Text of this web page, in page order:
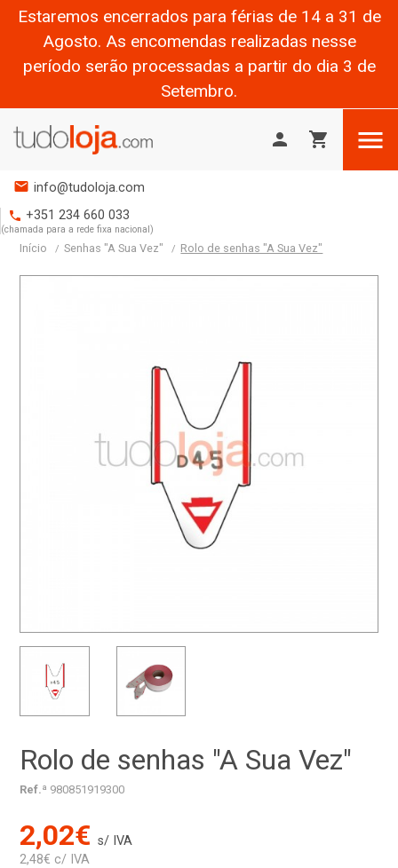
Estaremos encerrados para férias de 14 a 31 de
Agosto. As encomendas realizadas nesse
período serão processadas a partir do dia 3 de
Setembro.
person shopping_cart 
mail info@tudoloja.com
phone +351 234 660 033
(chamada para a rede fixa nacional)
Início Senhas "A Sua Vez" Rolo de senhas "A Sua Vez"
Rolo de senhas "A Sua Vez"
Ref.ª 980851919300
2,02€ s/ IVA
2,48€ c/ IVA